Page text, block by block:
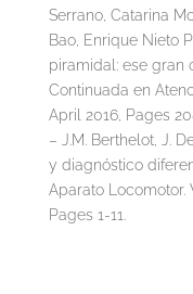
Serrano, Catarina
Bao, Enrique Nieto
piramidal: ese gran
Continuada en
April 2016, Pages
– J.M. Berthelot, J.
y diagnóstico
Aparato Locomotor.
Pages 1-11.